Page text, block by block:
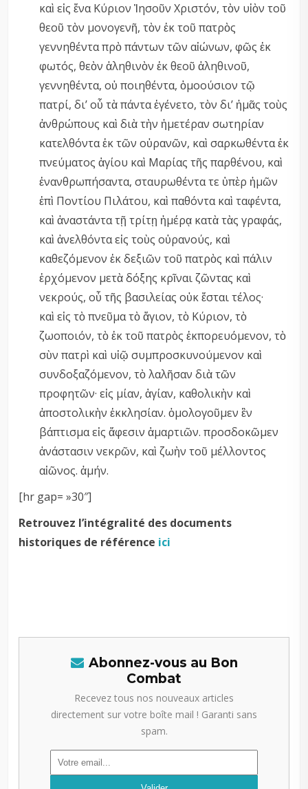
καὶ εἰς ἕνα Κύριον Ἰησοῦν Χριστόν, τὸν υἱὸν τοῦ
θεοῦ τὸν μονογενῆ, τὸν ἐκ τοῦ πατρὸς
γεννηθέντα πρὸ πάντων τῶν αἰώνων, φῶς ἐκ
φωτός, θεὸν ἀληθινὸν ἐκ θεοῦ ἀληθινοῦ,
γεννηθέντα, οὐ ποιηθέντα, ὁμοούσιον τῷ
πατρί, δι’ οὗ τὰ πάντα ἐγένετο, τὸν δι’ ἡμᾶς τοὺς
ἀνθρώπους καὶ διὰ τὴν ἡμετέραν σωτηρίαν
κατελθόντα ἐκ τῶν οὐρανῶν, καὶ σαρκωθέντα ἐκ
πνεύματος ἁγίου καὶ Μαρίας τῆς παρθένου, καὶ
ἐνανθρωπήσαντα, σταυρωθέντα τε ὑπὲρ ἡμῶν
ἐπὶ Ποντίου Πιλάτου, καὶ παθόντα καὶ ταφέντα,
καὶ ἀναστάντα τῇ τρίτῃ ἡμέρᾳ κατὰ τὰς γραφάς,
καὶ ἀνελθόντα εἰς τοὺς οὐρανούς, καὶ
καθεζόμενον ἐκ δεξιῶν τοῦ πατρὸς καὶ πάλιν
ἐρχόμενον μετὰ δόξης κρῖναι ζῶντας καὶ
νεκρούς, οὗ τῆς βασιλείας οὐκ ἔσται τέλος·
καὶ εἰς τὸ πνεῦμα τὸ ἅγιον, τὸ Κύριον, τὸ
ζωοποιόν, τὸ ἐκ τοῦ πατρὸς ἐκπορευόμενον, τὸ
σὺν πατρὶ καὶ υἱῷ συμπροσκυνούμενον καὶ
συνδοξαζόμενον, τὸ λαλῆσαν διὰ τῶν
προφητῶν· εἰς μίαν, ἁγίαν, καθολικὴν καὶ
ἀποστολικὴν ἐκκλησίαν. ὁμολογοῦμεν ἓν
βάπτισμα εἰς ἄφεσιν ἁμαρτιῶν. προσδοκῶμεν
ἀνάστασιν νεκρῶν, καὶ ζωὴν τοῦ μέλλοντος
αἰῶνος. ἀμήν.
[hr gap= »30″]
Retrouvez l’intégralité des documents
historiques de référence ici
Abonnez-vous au Bon
Combat
Recevez tous nos nouveaux articles
directement sur votre boîte mail ! Garanti sans
spam.